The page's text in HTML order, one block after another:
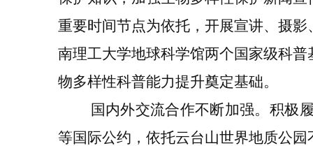
重要时间节点为依托，开展宣讲、摄
南理工大学地球科学馆两个国家级科普
物多样性科普能力提升奠定基础。
国内外交流合作不断加强。 积极
等国际公约， 依托云台山世界地质公园